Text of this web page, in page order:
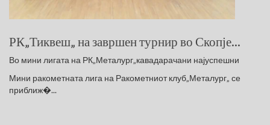
РК„Тиквеш„ на завршен турнир во Скопје...
Во мини лигата на РК„Металург„кавадарачани најуспешни
Мини ракометната лига на Ракометниот клуб„Металург„ се
приближ�...